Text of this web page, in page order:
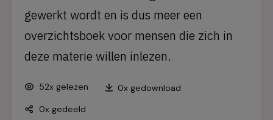
gewerkt wordt en is dus meer een
overzichtsboek voor mensen die zich in
deze materie willen inlezen.
52x gelezen
0x gedownload
0x gedeeld